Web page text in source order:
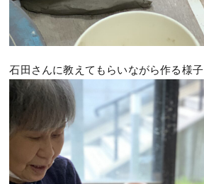
石田さんに教えてもらいながら作る様子